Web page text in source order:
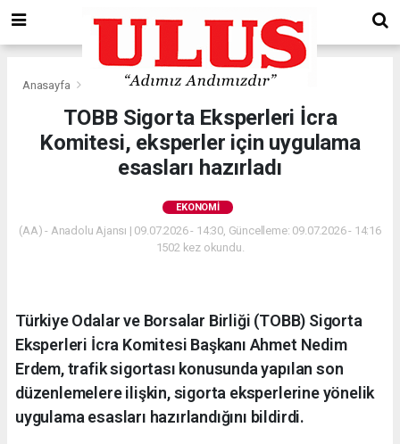
Anasayfa Ekonomi
TOBB Sigorta Eksperleri İcra
Komitesi, eksperler için uygulama
esasları hazırladı
EKONOMI
(AA) - Anadolu Ajansı | 09.07.2026 - 14:30, Güncelleme: 09.07.2026 - 14:16
1502 kez okundu.
Türkiye Odalar ve Borsalar Birliği (TOBB) Sigorta
Eksperleri İcra Komitesi Başkanı Ahmet Nedim
Erdem, trafik sigortası konusunda yapılan son
düzenlemelere ilişkin, sigorta eksperlerine yönelik
uygulama esasları hazırlandığını bildirdi.